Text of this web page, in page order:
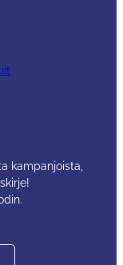
kampanjoista,